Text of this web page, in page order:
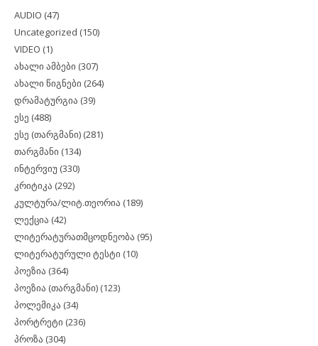
AUDIO (47)
Uncategorized (150)
VIDEO (1)
ახალი ამბები (307)
ახალი წიგნები (264)
დრამატურგია (39)
ესე (488)
ესე (თარგმანი) (281)
თარგმანი (134)
ინტერვიუ (330)
კრიტიკა (292)
კულტურა/ლიტ.თეორია (189)
ლექცია (42)
ლიტერატურათმცოდნეობა (95)
ლიტერატურული ტესტი (10)
პოეზია (364)
პოეზია (თარგმანი) (123)
პოლემიკა (34)
პორტრეტი (236)
პროზა (304)